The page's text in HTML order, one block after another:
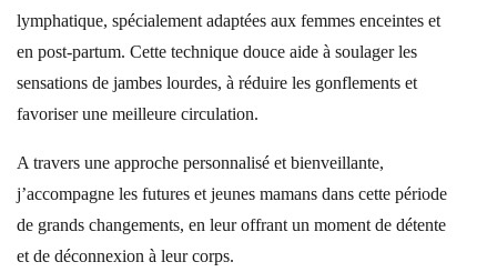
lymphatique, spécialement adaptées aux femmes enceintes et
en post-partum. Cette technique douce aide à soulager les
sensations de jambes lourdes, à réduire les gonflements et
favoriser une meilleure circulation.
A travers une approche personnalisé et bienveillante,
j’accompagne les futures et jeunes mamans dans cette période
de grands changements, en leur offrant un moment de détente
et de déconnexion à leur corps.